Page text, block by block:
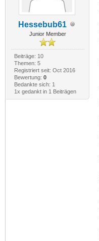
Hessebub61
Junior Member
Beiträge: 10
Themen: 5
Registriert seit: Oct 2016
Bewertung: 0
Bedankte sich: 1
1x gedankt in 1 Beiträgen